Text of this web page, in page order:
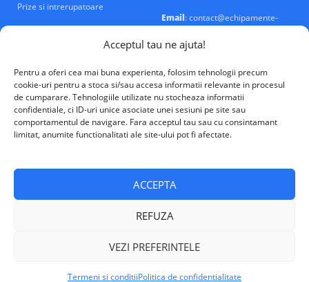
Acceptul tau ne ajuta!
Pentru a oferi cea mai buna experienta, folosim tehnologii precum
cookie-uri pentru a stoca si/sau accesa informatii relevante in procesul
de cumparare. Tehnologiile utilizate nu stocheaza informatii
confidentiale, ci ID-uri unice asociate unei sesiuni pe site sau
comportamentul de navigare. Fara acceptul tau sau cu consintamant
limitat, anumite functionalitati ale site-ului pot fi afectate.
ACCEPTA
REFUZA
VEZI PREFERINTELE
Termeni si conditiiPolitica de confidentialitate
Prize si intrerupatoare
Email: contact@echipamente-
electrice.ro
VALM Electrical Solutions © 2026